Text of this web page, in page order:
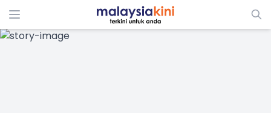
ADS